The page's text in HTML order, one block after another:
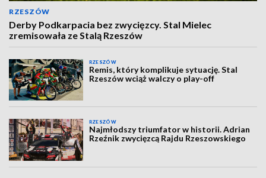
RZESZÓW
Derby Podkarpacia bez zwycięzcy. Stal Mielec
zremisowała ze Stalą Rzeszów
RZESZÓW
Remis, który komplikuje sytuację. Stal
Rzeszów wciąż walczy o play-off
RZESZÓW
Najmłodszy triumfator w historii. Adrian
Rzeźnik zwycięzcą Rajdu Rzeszowskiego